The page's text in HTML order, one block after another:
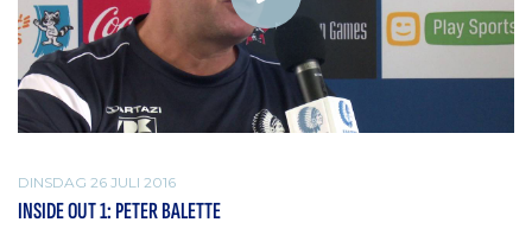
DINSDAG 26 JULI 2016
INSIDE OUT 1: PETER BALETTE